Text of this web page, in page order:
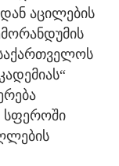
აცილების
სფეროში